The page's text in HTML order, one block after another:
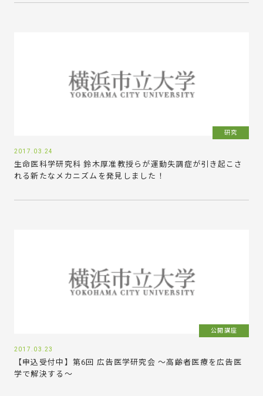
研究
2017.03.24
生命医科学研究科 鈴木厚准教授らが運動失調症が引き起こさ
れる新たなメカニズムを発見しました！
公開講座
2017.03.23
【申込受付中】第6回 広告医学研究会 ～高齢者医療を広告医
学で解決する～